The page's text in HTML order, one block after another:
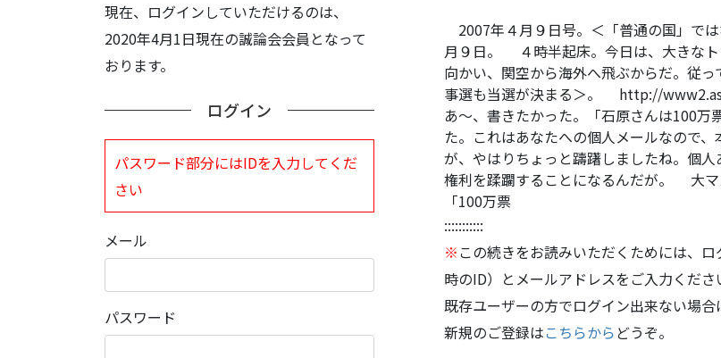
2007年４月９日号。＜「普通の国」で
月９日。 ４時半起床。今日は、大きなト
向かい、関空から海外へ飛ぶからだ。従
事選も当選が決まる＞。 http://
あ～、書きたかった。「石原さんは100
た。これはあなたへの個人メールなので
が、やはりちょっと躊躇しましたね。個
権利を蹂躙することになるんだが。 大マ
「100万票
:::::::::::
※ この続きをお読みいただくためには、
時のID）とメールアドレスをご入力くださ
既存ユーザーの方でログイン出来ない場合
新規のご登録はこちらから どうぞ。
現在、ログインしていただけるのは、
2020年4月1日現在の誠論会会員となって
おります。
ログイン
パスワード部分にはIDを入力してくだ
さい
メール
パスワード